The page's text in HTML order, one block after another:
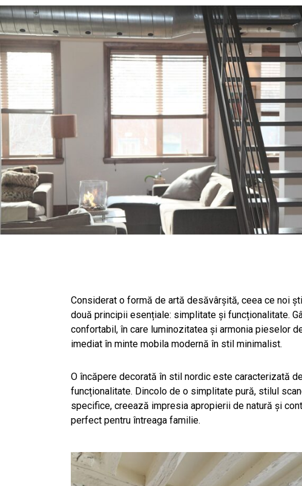
Considerat o formă de artă desăvârșită, ceea ce noi
două principii esențiale: simplitate și funcționalitate.
confortabil, în care luminozitatea și armonia pieselor
imediat în minte mobila modernă în stil minimalist.
O încăpere decorată în stil nordic este caracterizată
funcționalitate. Dincolo de o simplitate pură, stilul
specifice, creează impresia apropierii de natură și
perfect pentru întreaga familie.